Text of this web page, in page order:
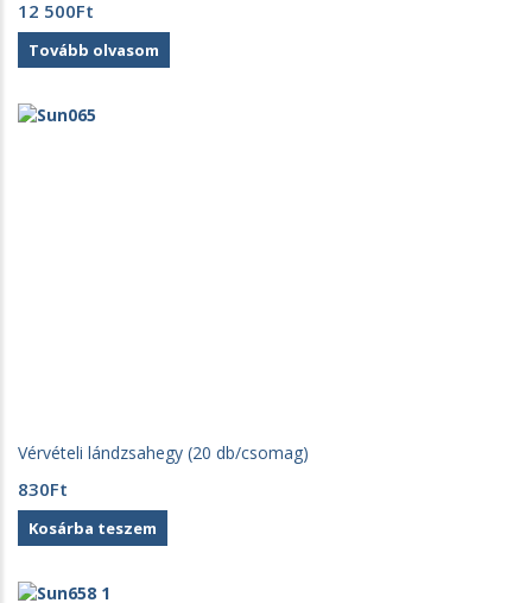
12 500Ft
Tovább olvasom
Vérvételi lándzsahegy (20 db/csomag)
830Ft
Kosárba teszem